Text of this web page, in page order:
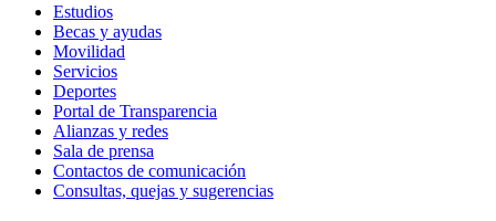
Estudios
Becas y ayudas
Movilidad
Servicios
Deportes
Portal de Transparencia
Alianzas y redes
Sala de prensa
Contactos de comunicación
Consultas, quejas y sugerencias